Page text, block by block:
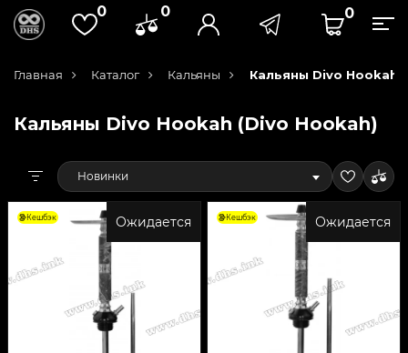
0 0 0
Главная Каталог Кальяны Кальяны Divo Hookah
Кальяны Divo Hookah (Divo Hookah)
Новинки
Ожидается
Кешбэк Ожидается
Кешбэк